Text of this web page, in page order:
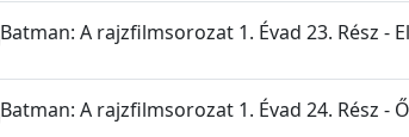
Batman: A rajzfilmsorozat 1. Évad 23. Rész -
Batman: A rajzfilmsorozat 1. Évad 24. Rész -